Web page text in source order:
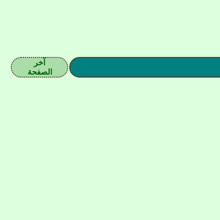
آخر
الصفحة